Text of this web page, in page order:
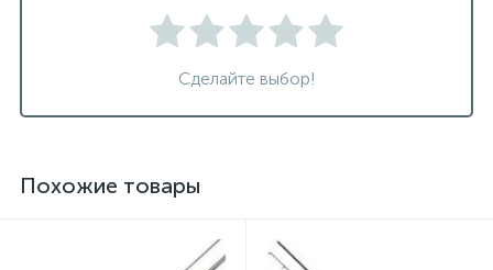
Сделайте выбор!
Похожие товары